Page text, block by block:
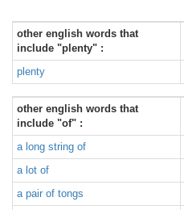
other english words that
include "plenty" :
plenty
other english words that
include "of" :
a long string of
a lot of
a pair of tongs